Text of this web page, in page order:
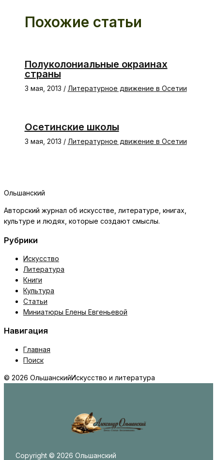
Похожие статьи
Полуколониальные окраинах
страны
3 мая, 2013 / Литературное движение в Осетии
Осетинские школы
3 мая, 2013 / Литературное движение в Осетии
Ольшанский
Авторский журнал об искусстве, литературе, книгах,
культуре и людях, которые создают смыслы.
Рубрики
Искусство
Литература
Книги
Культура
Статьи
Миниатюры Елены Евгеньевой
Навигация
Главная
Поиск
© 2026 ОльшанскийИскусство и литература
Copyright © 2026 Ольшанский